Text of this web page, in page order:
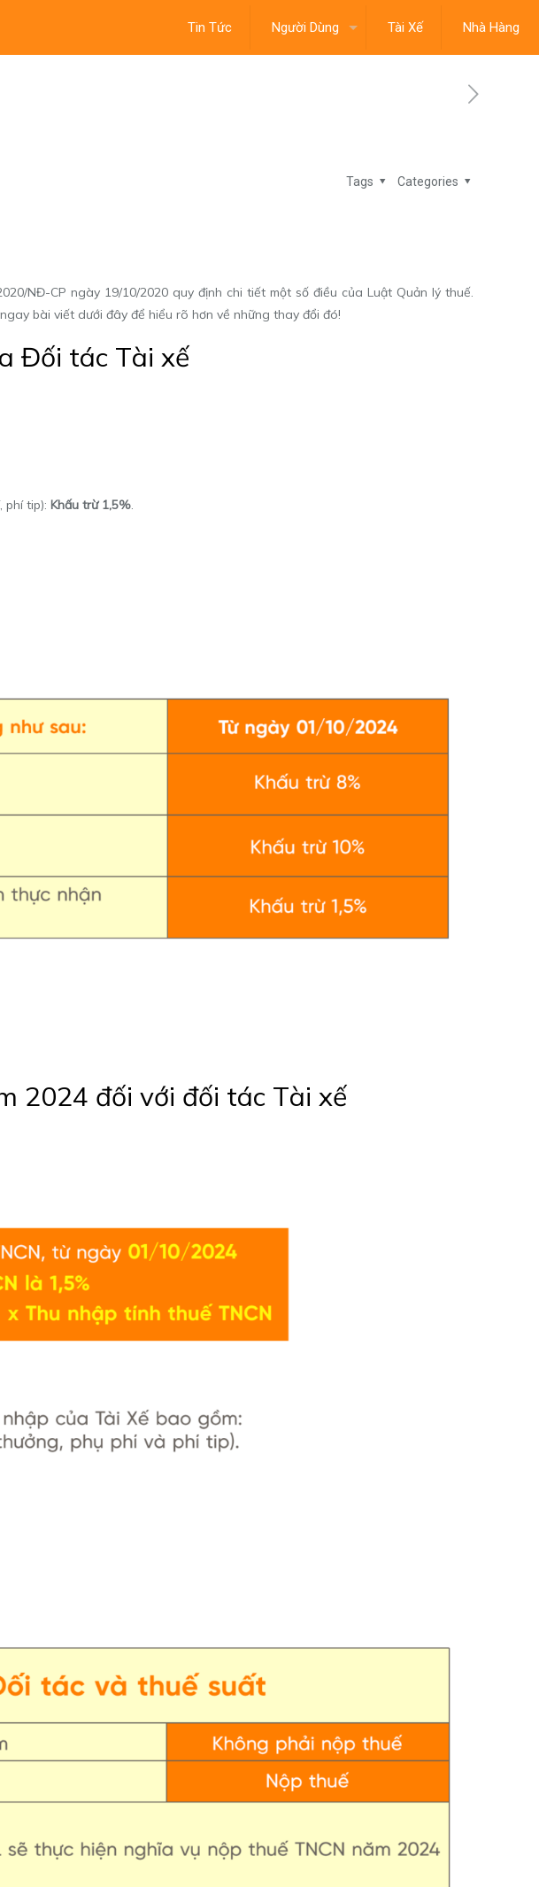
Tin Tức Người Dùng Tài Xế Nhà Hàng
Categories
Tags
NĐ-CP ngày 19/10/2020 quy định chi tiết một số điều của Luật Quản lý thuế.
bài viết dưới đây để hiểu rõ hơn về những thay đổi đó!
Đối tác Tài xế
phí tip):Khấu trừ 1,5%.
2024 đối với đối tác Tài xế